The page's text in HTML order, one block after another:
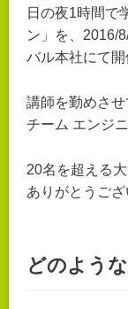
日の夜1時間で
ン」を、2016/
バル本社にて開
講師を勤めさ
チーム エンジ
20名を超える
ありがとうござ
どのよう